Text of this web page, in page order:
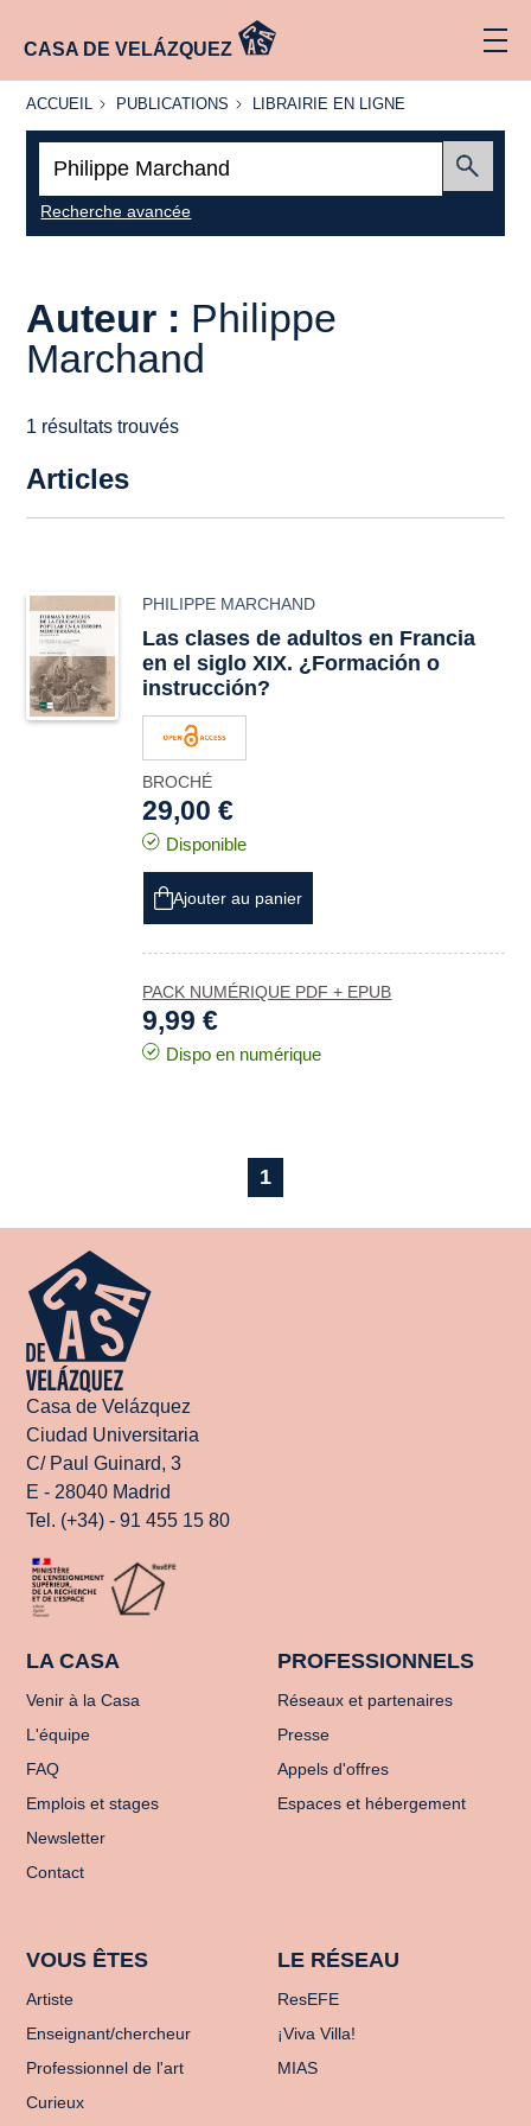
CASA DE VELÁZQUEZ
ACCUEIL
ACCUEIL PUBLICATIONS
PUBLICATIONS
LIBRAIRIE
LIBRAIRIE EN LIGNE
Recherche avancée
Auteur : Philippe
Marchand
1 résultats trouvés
Articles
PHILIPPE MARCHAND
Las clases de adultos en Francia
en el siglo XIX. ¿Formación o
instrucción?
BROCHÉ
29,00 €
Disponible
Ajouter au panier
PACK NUMÉRIQUE PDF + EPUB
9,99 €
Dispo en numérique
1
Casa de Velázquez
Ciudad Universitaria
C/ Paul Guinard, 3
E - 28040 Madrid
Tel. (+34) - 91 455 15 80
LA CASA
Venir à la Casa
L'équipe
FAQ
Emplois et stages
Newsletter
Contact
PROFESSIONNELS
Réseaux et partenaires
Presse
Appels d'offres
Espaces et hébergement
VOUS ÊTES
Artiste
Enseignant/chercheur
Professionnel de l'art
Curieux
LE RÉSEAU
ResEFE
¡Viva Villa!
MIAS